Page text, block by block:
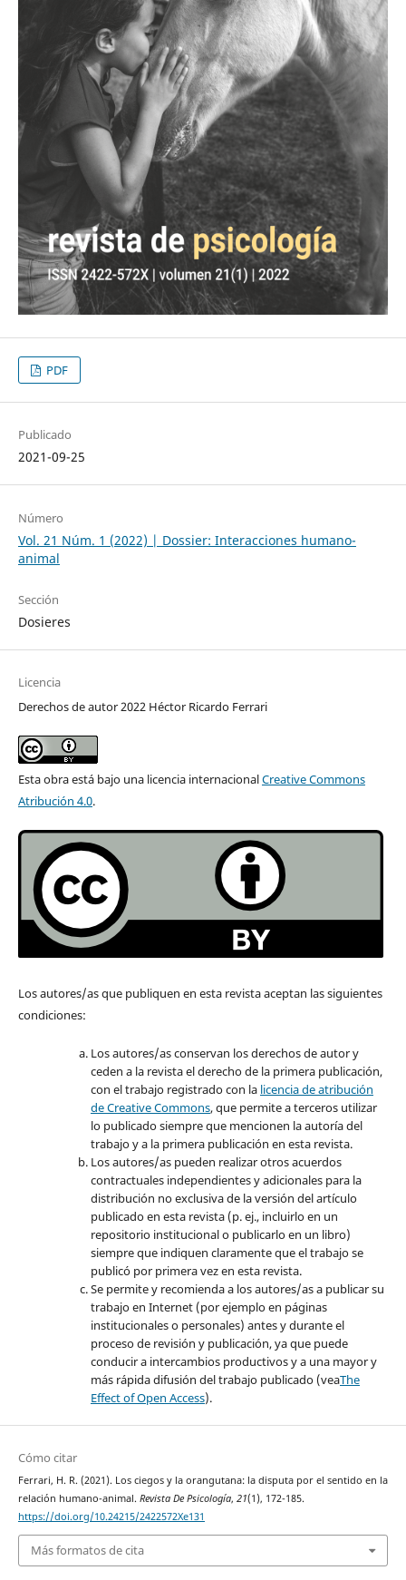
PDF
Publicado
2021-09-25
Número
Vol. 21 Núm. 1 (2022) | Dossier: Interacciones humano-
animal
Sección
Dosieres
Licencia
Derechos de autor 2022 Héctor Ricardo Ferrari
Esta obra está bajo una licencia internacionalCreative Commons
Atribución 4.0.
Los autores/as que publiquen en esta revista aceptan las siguientes
condiciones:
Los autores/as conservan los derechos de autor y
ceden a la revista el derecho de la primera publicación,
con el trabajo registrado con la licencia de atribución
de Creative Commons, que permite a terceros utilizar
lo publicado siempre que mencionen la autoría del
trabajo y a la primera publicación en esta revista.
Los autores/as pueden realizar otros acuerdos
contractuales independientes y adicionales para la
distribución no exclusiva de la versión del artículo
publicado en esta revista (p. ej., incluirlo en un
repositorio institucional o publicarlo en un libro)
siempre que indiquen claramente que el trabajo se
publicó por primera vez en esta revista.
Se permite y recomienda a los autores/as a publicar su
trabajo en Internet (por ejemplo en páginas
institucionales o personales) antes y durante el
proceso de revisión y publicación, ya que puede
conducir a intercambios productivos y a una mayor y
más rápida difusión del trabajo publicado (veaThe
Effect of Open Access).
Cómo citar
Ferrari, H. R. (2021). Los ciegos y la orangutana: la disputa por el sentido en la
relación humano-animal. Revista De Psicología, 21(1), 172-185.
https://doi.org/10.24215/2422572Xe131
Más formatos de cita